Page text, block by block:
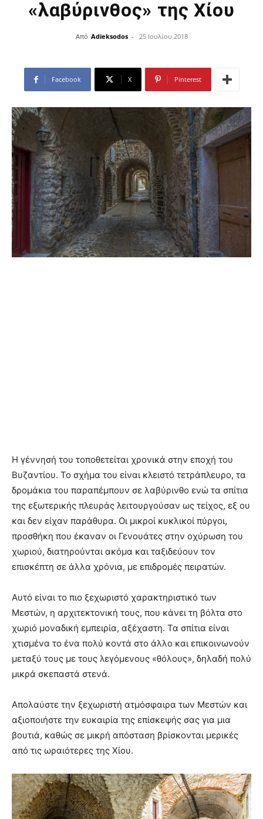
«λαβύρινθος» της Χίου
Από Adieksodos - 25 Ιουλίου 2018
Facebook X Pinterest
Η γέννησή του τοποθετείται χρονικά στην εποχή του
Βυζαντίου. Το σχήμα του είναι κλειστό τετράπλευρο, τα
δρομάκια του παραπέμπουν σε λαβύρινθο ενώ τα σπίτια
της εξωτερικής πλευράς λειτουργούσαν ως τείχος, εξ ου
και δεν είχαν παράθυρα. Οι μικροί κυκλικοί πύργοι,
προσθήκη που έκαναν οι Γενουάτες στην οχύρωση του
χωριού, διατηρούνται ακόμα και ταξιδεύουν τον
επισκέπτη σε άλλα χρόνια, με επιδρομές πειρατών.
Αυτό είναι το πιο ξεχωριστό χαρακτηριστικό των
Μεστών, η αρχιτεκτονική τους, που κάνει τη βόλτα στο
χωριό μοναδική εμπειρία, αξέχαστη. Τα σπίτια είναι
χτισμένα το ένα πολύ κοντά στο άλλο και επικοινωνούν
μεταξύ τους με τους λεγόμενους «θόλους», δηλαδή πολύ
μικρά σκεπαστά στενά.
Απολαύστε την ξεχωριστή ατμόσφαιρα των Μεστών και
αξιοποιήστε την ευκαιρία της επίσκεψής σας για μια
βουτιά, καθώς σε μικρή απόσταση βρίσκονται μερικές
από τις ωραιότερες της Χίου.